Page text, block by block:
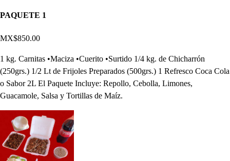
PAQUETE 1
MX$850.00
1 kg. Carnitas •Maciza •Cuerito •Surtido 1/4 kg. de Chicharrón
(250grs.) 1/2 Lt de Frijoles Preparados (500grs.) 1 Refresco Coca Cola
o Sabor 2L El Paquete Incluye: Repollo, Cebolla, Limones,
Guacamole, Salsa y Tortillas de Maíz.